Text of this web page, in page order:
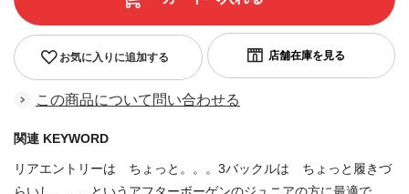
お気に入りに追加する
この商品について問い合わせる
関連 KEYWORD
リアエントリーは ちょっと。。。3バックルは ちょっと履きづ
らいし。。。というアフターボーゲンのジュニアの方に最適で